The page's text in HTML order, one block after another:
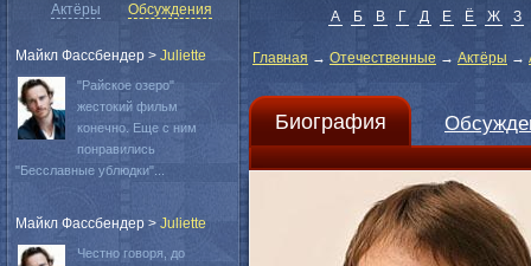
А Б В Г Д Е Ё Ж З
Главная → Отечественные → Актёры →
Биография
Актёры Обсуждения
Майкл Фассбендер > Juliette
"Райское озеро"
жестокий фильм
конечно. Еще с ним
понравились
"Бесславные ублюдки"...
Майкл Фассбендер > Juliette
Честно говоря, до